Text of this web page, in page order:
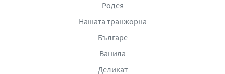
Родея
Нашата транжорна
Българе
Ванила
Деликат